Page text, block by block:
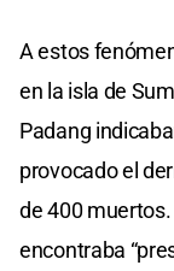
A estos
en la isla de
Padang
provocado el
de 400
encontraba